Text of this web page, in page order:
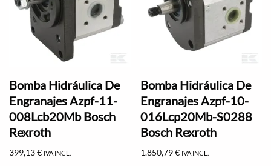
Bomba Hidráulica De
Engranajes Azpf-11-
008Lcb20Mb Bosch
Rexroth
399,13€ IVA INCL.
Bomba Hidráulica De
Engranajes Azpf-10-
016Lcp20Mb-S0288
Bosch Rexroth
1.850,79€ IVA INCL.